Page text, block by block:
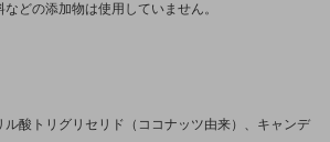
どの添加物は使用していません。
ル酸トリグリセリド（ココナッツ由来）、キャンデ